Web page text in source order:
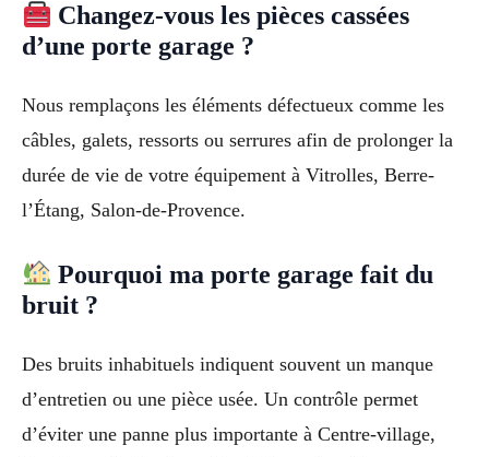
Changez-vous les pièces cassées
d’une porte garage ?
Nous remplaçons les éléments défectueux comme les
câbles, galets, ressorts ou serrures afin de prolonger la
durée de vie de votre équipement à Vitrolles, Berre-
l’Étang, Salon-de-Provence.
Pourquoi ma porte garage fait du
bruit ?
Des bruits inhabituels indiquent souvent un manque
d’entretien ou une pièce usée. Un contrôle permet
d’éviter une panne plus importante à Centre-village,